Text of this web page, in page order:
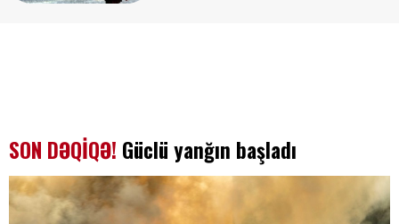
SON DƏQİQƏ! Güclü yanğın başladı